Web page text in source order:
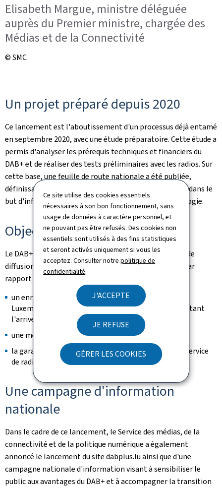
Ce site utilise des cookies essentiels
nécessaires à son bon fonctionnement, sans
usage de données à caractère personnel, et
ne pouvant pas être refusés. Des cookies non
essentiels sont utilisés à des fins statistiques
et seront activés uniquement si vous les
acceptez. Consulter notrepolitique de
confidentialité.
J'ACCEPTE
JE REFUSE
GÉRER LES COOKIES
Elisabeth Margue, ministre déléguée
auprès du Premier ministre, chargée des
Médias et de la Connectivité
© SMC
Un projet préparé depuis 2020
Ce lancement est l'aboutissement d'un processus déjà entamé
en septembre 2020, avec une étude préparatoire. Cette étude a
permis d'analyser les prérequis techniques et financiers du
DAB+ et de réaliser des tests préliminaires avec les radios. Sur
cette base, une feuille de route nationale a été publiée,
définissant la vision stratégique et les aspects légaux, dans le
but d'informer les citoyens sur cette nouvelle technologie.
Objectifs et bénéfices du DAB+
Le DAB+ représente la dernière évolution du standard de
diffusion numérique et offre de nombreux avantages par
rapport à la diffusion analogique, à savoir:
un enrichissement de l'offre médiatique sonore au
Luxembourg et du pluralisme médiatique, en permettant
l'arrivée de nouvelles radios;
une meilleure qualité sonore; et
la garantie d'une couverture nationale pour chaque service
de radio appartenant à ce multiplex numérique.
Une campagne d'information
nationale
Dans le cadre de ce lancement, le Service des médias, de la
connectivité et de la politique numérique a également
annoncé le lancement du site dabplus.lu ainsi que d'une
campagne nationale d'information visant à sensibiliser le
public aux avantages du DAB+ et à accompagner la transition